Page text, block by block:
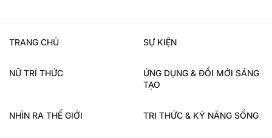
TRANG CHỦ SỰ KIỆN
NỮ TRÍ THỨC
ỨNG DỤNG & ĐỔI MỚI SÁNG
TẠO
NHÌN RA THẾ GIỚI TRI THỨC & KỸ NĂNG SỐNG